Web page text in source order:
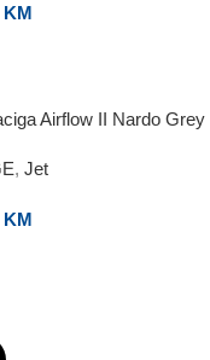
KM
Airflow II Nardo Grey
, Jet
KM